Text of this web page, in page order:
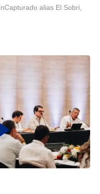
alias El Sobri,